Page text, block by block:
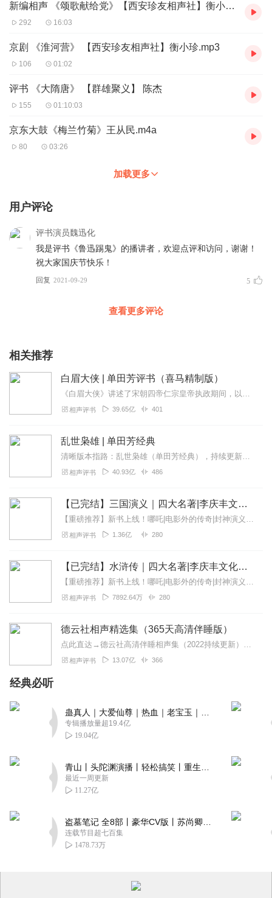
新编相声 《颂歌献给党》【西安珍友相声社】衡小珍 游柯山.mp3
292 16:03
京剧 《淮河营》 【西安珍友相声社】衡小珍.mp3
106 01:02
评书 《大隋唐》 【群雄聚义】 陈杰
155 01:10:03
京东大鼓《梅兰竹菊》王从民.m4a
80 03:26
加载更多
用户评论
评书演员魏迅化
我是评书《鲁迅踢鬼》的播讲者，欢迎点评和访问，谢谢！
祝大家国庆节快乐！
回复 2021-09-29 5
查看更多评论
相关推荐
白眉大侠 | 单田芳评书（喜马精制版）
《白眉大侠》讲述了宋朝四帝仁宗皇帝执政期间，以徐良、白云瑞为书胆，包括七侠、大五义、小五义、小七杰等众开封府校尉，在八王赵德芳、包拯、颜查散等清官的支持下，为保...
相声评书 39.65亿 401
乱世枭雄 | 单田芳经典
清晰版本指路：乱世枭雄（单田芳经典），持续更新中《乱世枭雄》讲的是东北王张作霖和其子少帅张学良的传奇故事，是著名评书艺术家单田芳先生根据大量的历史材料和广为流传...
相声评书 40.93亿 486
【已完结】三国演义｜四大名著|李庆丰文化评书
【重磅推荐】新书上线！哪吒|电影外的传奇|封神演义封神榜精华|李庆丰评书快来点击收听吧~【精品推荐】续西游记（李庆丰文化评书）明朝那些事儿（李庆丰文化评书）...
相声评书 1.36亿 280
【已完结】水浒传｜四大名著|李庆丰文化评书
【重磅推荐】新书上线！哪吒|电影外的传奇|封神演义封神榜精华|李庆丰评书快来点击收听吧~【精品推荐】续西游记（李庆丰文化评书）（新书上线多多支持）明朝那些事...
相声评书 7892.64万 280
德云社相声精选集（365天高清伴睡版）
点此直达→德云社高清伴睡相声集（2022持续更新）点此直达→德云社小剧场相声集（高清经典版）←最新高清免费相声德云伴眠，好梦连连~365不间断温馨陪伴，助力每个...
相声评书 13.07亿 366
经典必听
专辑播放量超19.4亿
19.04亿
最近一周更新
11.27亿
连载节目超七百集
1478.73万